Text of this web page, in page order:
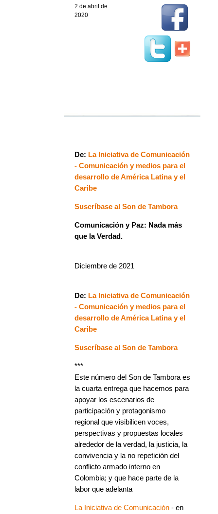
2 de abril de
2020
De: La Iniciativa de Comunicación
- Comunicación y medios para el
desarrollo de América Latina y el
Caribe
Suscríbase al Son de Tambora
Comunicación y Paz: Nada más
que la Verdad.
Diciembre de 2021
De: La Iniciativa de Comunicación
- Comunicación y medios para el
desarrollo de América Latina y el
Caribe
Suscríbase al Son de Tambora
***
Este número del Son de Tambora es
la cuarta entrega que hacemos para
apoyar los escenarios de
participación y protagonismo
regional que visibilicen voces,
perspectivas y propuestas locales
alrededor de la verdad, la justicia, la
convivencia y la no repetición del
conflicto armado interno en
Colombia; y que hace parte de la
labor que adelanta
La Iniciativa de Comunicación - en